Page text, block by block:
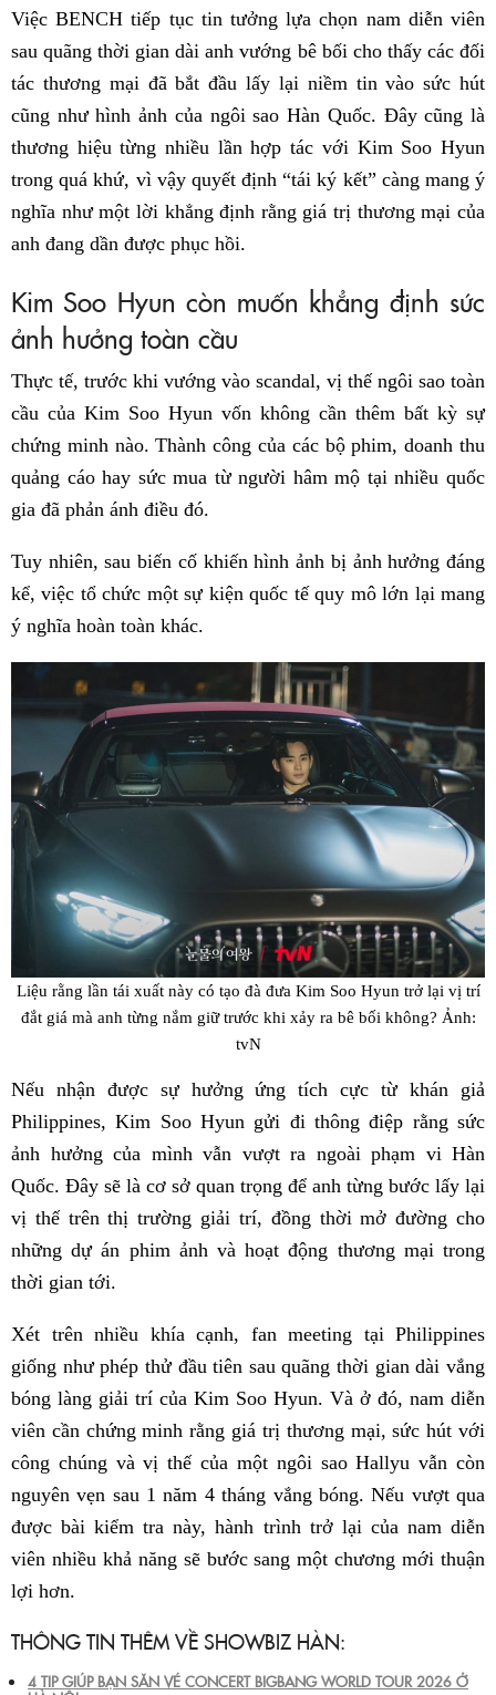
Việc BENCH tiếp tục tin tưởng lựa chọn nam diễn viên
sau quãng thời gian dài anh vướng bê bối cho thấy các đối
tác thương mại đã bắt đầu lấy lại niềm tin vào sức hút
cũng như hình ảnh của ngôi sao Hàn Quốc. Đây cũng là
thương hiệu từng nhiều lần hợp tác với Kim Soo Hyun
trong quá khứ, vì vậy quyết định “tái ký kết” càng mang ý
nghĩa như một lời khẳng định rằng giá trị thương mại của
anh đang dần được phục hồi.
Kim Soo Hyun còn muốn khẳng định sức
ảnh hưởng toàn cầu
Thực tế, trước khi vướng vào scandal, vị thế ngôi sao toàn
cầu của Kim Soo Hyun vốn không cần thêm bất kỳ sự
chứng minh nào. Thành công của các bộ phim, doanh thu
quảng cáo hay sức mua từ người hâm mộ tại nhiều quốc
gia đã phản ánh điều đó.
Tuy nhiên, sau biến cố khiến hình ảnh bị ảnh hưởng đáng
kể, việc tổ chức một sự kiện quốc tế quy mô lớn lại mang
ý nghĩa hoàn toàn khác.
Liệu rằng lần tái xuất này có tạo đà đưa Kim Soo Hyun trở lại vị trí
đắt giá mà anh từng nắm giữ trước khi xảy ra bê bối không? Ảnh:
tvN
Nếu nhận được sự hưởng ứng tích cực từ khán giả
Philippines, Kim Soo Hyun gửi đi thông điệp rằng sức
ảnh hưởng của mình vẫn vượt ra ngoài phạm vi Hàn
Quốc. Đây sẽ là cơ sở quan trọng để anh từng bước lấy lại
vị thế trên thị trường giải trí, đồng thời mở đường cho
những dự án phim ảnh và hoạt động thương mại trong
thời gian tới.
Xét trên nhiều khía cạnh, fan meeting tại Philippines
giống như phép thử đầu tiên sau quãng thời gian dài vắng
bóng làng giải trí của Kim Soo Hyun. Và ở đó, nam diễn
viên cần chứng minh rằng giá trị thương mại, sức hút với
công chúng và vị thế của một ngôi sao Hallyu vẫn còn
nguyên vẹn sau 1 năm 4 tháng vắng bóng. Nếu vượt qua
được bài kiểm tra này, hành trình trở lại của nam diễn
viên nhiều khả năng sẽ bước sang một chương mới thuận
lợi hơn.
THÔNG TIN THÊM VỀ SHOWBIZ HÀN:
4 TIP GIÚP BẠN SĂN VÉ CONCERT BIGBANG WORLD TOUR 2026 Ở